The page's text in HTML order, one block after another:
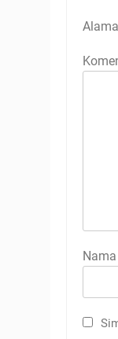
Nama